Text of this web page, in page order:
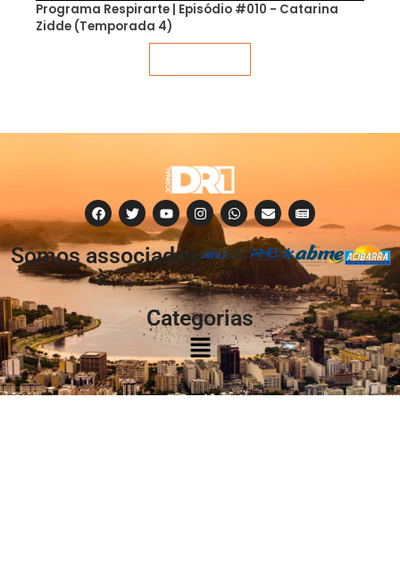
Programa Respirarte | Episódio #010 - Catarina
Zidde (Temporada 4)
Somos associados
à:
Categorias